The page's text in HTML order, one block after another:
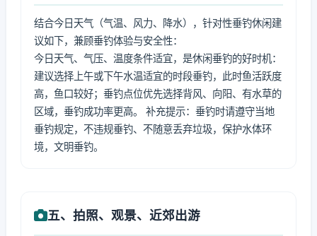
结合今日天气（气温、风力、降水），针对性垂钓休闲建
议如下，兼顾垂钓体验与安全性：
今日天气、气压、温度条件适宜，是休闲垂钓的好时机：
建议选择上午或下午水温适宜的时段垂钓，此时鱼活跃度
高，鱼口较好；垂钓点位优先选择背风、向阳、有水草的
区域，垂钓成功率更高。 补充提示：垂钓时请遵守当地
垂钓规定，不违规垂钓、不随意丢弃垃圾，保护水体环
境，文明垂钓。
五、拍照、观景、近郊出游